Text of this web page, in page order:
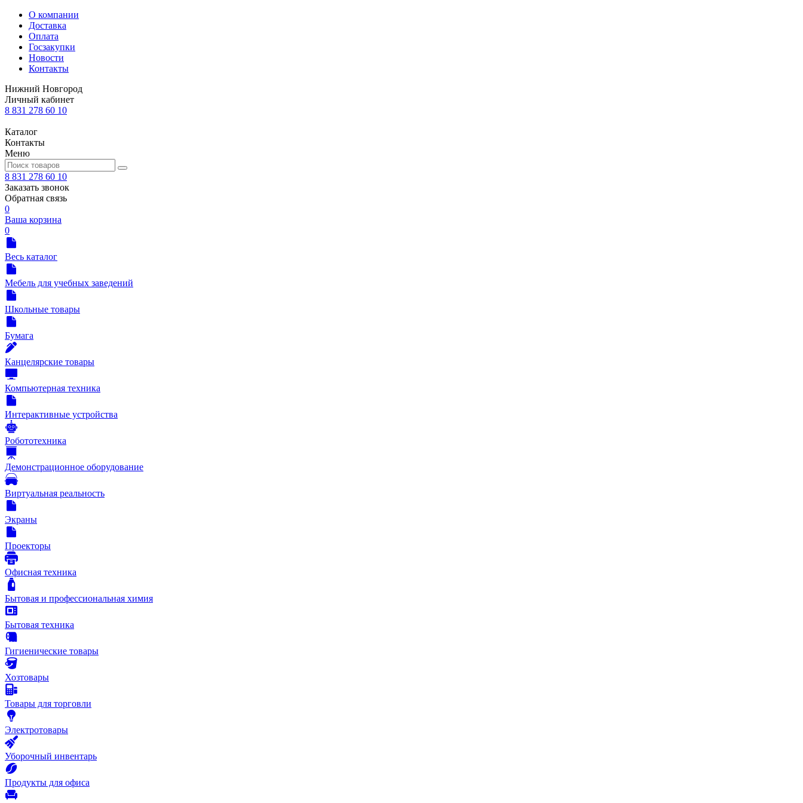
О компании
Доставка
Оплата
Госзакупки
Новости
Контакты
Нижний Новгород
Личный кабинет
8 831 278 60 10
Каталог
Контакты
Меню
8 831 278 60 10
Заказать звонок
Обратная связь
0
Ваша корзина
0
Весь каталог
Мебель для учебных заведений
Школьные товары
Бумага
Канцелярские товары
Компьютерная техника
Интерактивные устройства
Робототехника
Демонстрационное оборудование
Виртуальная реальность
Экраны
Проекторы
Офисная техника
Бытовая и профессиональная химия
Бытовая техника
Гигиенические товары
Хозтовары
Товары для торговли
Электротовары
Уборочный инвентарь
Продукты для офиса